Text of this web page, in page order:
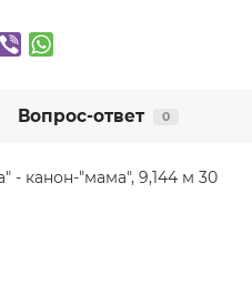
Вопрос-ответ 0
- канон-"мама", 9,144 м 30